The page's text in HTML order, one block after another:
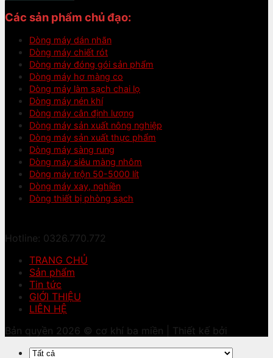
Các sản phẩm chủ đạo:
Dòng máy dán nhãn
Dòng máy chiết rót
Dòng máy đóng gói sản phẩm
Dòng máy hơ màng co
Dòng máy làm sạch chai lọ
Dòng máy nén khí
Dòng máy cân định lượng
Dòng máy sản xuất nông nghiệp
Dòng máy sản xuất thực phẩm
Dòng máy sàng rung
Dòng máy siêu màng nhôm
Dòng máy trộn 50-5000 lít
Dòng máy xay, nghiền
Dòng thiết bị phòng sạch
Hotline: 0326.770.772
TRANG CHỦ
Sản phẩm
Tin tức
GIỚI THIỆU
LIÊN HỆ
Bản quyền 2026 © cơ khí ba miền | Thiết kế bởi